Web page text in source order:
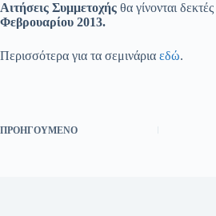
Αιτήσεις Συμμετοχής θα γίνονται δεκτές
Φεβρουαρίου 2013.
Περισσότερα για τα σεμινάρια εδώ.
ΠΡΟΗΓΟΎΜΕΝΟ